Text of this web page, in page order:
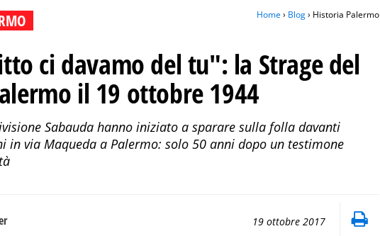
Home› Blog› Historia Palermo
ci davamo del tu": la Strage del
il 19 ottobre 1944
Sabauda hanno iniziato a sparare sulla folla davanti
in via Maqueda a Palermo: solo 50 anni dopo un testimone
19 ottobre 2017